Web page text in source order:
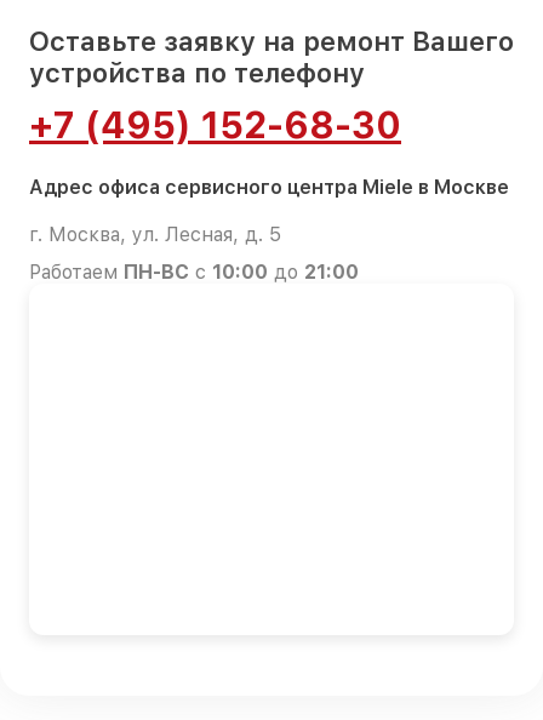
Оставьте заявку на ремонт Вашего
устройства по телефону
+7 (495) 152-68-30
Адрес офиса сервисного центра Miele в Москве
г. Москва, ул. Лесная, д. 5
Работаем ПН-ВС с 10:00 до 21:00